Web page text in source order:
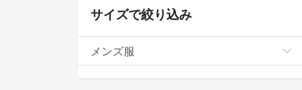
サイズで絞り込み
メンズ服